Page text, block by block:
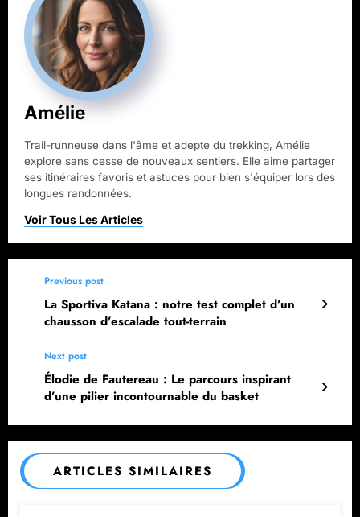
Amélie
Trail-runneuse dans l'âme et adepte du trekking, Amélie
explore sans cesse de nouveaux sentiers. Elle aime partager
ses itinéraires favoris et astuces pour bien s'équiper lors des
longues randonnées.
Previous post
La Sportiva Katana : notre test complet d’un
chausson d’escalade tout-terrain
Next post
Élodie de Fautereau : Le parcours inspirant
d’une pilier incontournable du basket
ARTICLES SIMILAIRES